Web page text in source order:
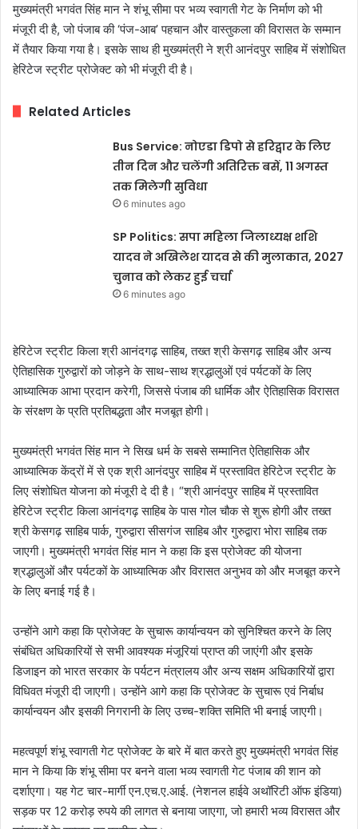
मुख्यमंत्री भगवंत सिंह मान ने शंभू सीमा पर भव्य स्वागती गेट के निर्माण को भी
मंजूरी दी है, जो पंजाब की ‘पंज-आब’ पहचान और वास्तुकला की विरासत के सम्मान
में तैयार किया गया है। इसके साथ ही मुख्यमंत्री ने श्री आनंदपुर साहिब में संशोधित
हेरिटेज स्ट्रीट प्रोजेक्ट को भी मंजूरी दी है।
Related Articles
Bus Service: नोएडा डिपो से हरिद्वार के लिए
तीन दिन और चलेंगी अतिरिक्त बसें, 11 अगस्त
तक मिलेगी सुविधा
6 minutes ago
SP Politics: सपा महिला जिलाध्यक्ष शशि
यादव ने अखिलेश यादव से की मुलाकात, 2027
चुनाव को लेकर हुई चर्चा
6 minutes ago
हेरिटेज स्ट्रीट किला श्री आनंदगढ़ साहिब, तख्त श्री केसगढ़ साहिब और अन्य
ऐतिहासिक गुरुद्वारों को जोड़ने के साथ-साथ श्रद्धालुओं एवं पर्यटकों के लिए
आध्यात्मिक आभा प्रदान करेगी, जिससे पंजाब की धार्मिक और ऐतिहासिक विरासत
के संरक्षण के प्रति प्रतिबद्धता और मजबूत होगी।
मुख्यमंत्री भगवंत सिंह मान ने सिख धर्म के सबसे सम्मानित ऐतिहासिक और
आध्यात्मिक केंद्रों में से एक श्री आनंदपुर साहिब में प्रस्तावित हेरिटेज स्ट्रीट के
लिए संशोधित योजना को मंजूरी दे दी है। “श्री आनंदपुर साहिब में प्रस्तावित
हेरिटेज स्ट्रीट किला आनंदगढ़ साहिब के पास गोल चौक से शुरू होगी और तख्त
श्री केसगढ़ साहिब पार्क, गुरुद्वारा सीसगंज साहिब और गुरुद्वारा भोरा साहिब तक
जाएगी। मुख्यमंत्री भगवंत सिंह मान ने कहा कि इस प्रोजेक्ट की योजना
श्रद्धालुओं और पर्यटकों के आध्यात्मिक और विरासत अनुभव को और मजबूत करने
के लिए बनाई गई है।
उन्होंने आगे कहा कि प्रोजेक्ट के सुचारू कार्यान्वयन को सुनिश्चित करने के लिए
संबंधित अधिकारियों से सभी आवश्यक मंजूरियां प्राप्त की जाएंगी और इसके
डिजाइन को भारत सरकार के पर्यटन मंत्रालय और अन्य सक्षम अधिकारियों द्वारा
विधिवत मंजूरी दी जाएगी। उन्होंने आगे कहा कि प्रोजेक्ट के सुचारू एवं निर्बाध
कार्यान्वयन और इसकी निगरानी के लिए उच्च-शक्ति समिति भी बनाई जाएगी।
महत्वपूर्ण शंभू स्वागती गेट प्रोजेक्ट के बारे में बात करते हुए मुख्यमंत्री भगवंत सिंह
मान ने किया कि शंभू सीमा पर बनने वाला भव्य स्वागती गेट पंजाब की शान को
दर्शाएगा। यह गेट चार-मार्गी एन.एच.ए.आई. (नेशनल हाईवे अथॉरिटी ऑफ इंडिया)
सड़क पर 12 करोड़ रुपये की लागत से बनाया जाएगा, जो हमारी भव्य विरासत और